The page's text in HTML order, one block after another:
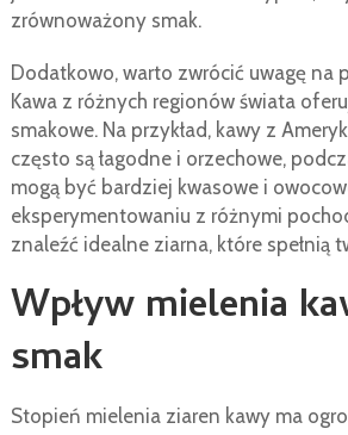
zrównoważony smak.
Dodatkowo, warto zwrócić uwagę na
Kawa z różnych regionów świata
smakowe. Na przykład, kawy z
często są łagodne i orzechowe,
mogą być bardziej kwasowe i
eksperymentowaniu z różnymi
znaleźć idealne ziarna, które spełnią
Wpływ mielenia
smak
Stopień mielenia ziaren kawy ma